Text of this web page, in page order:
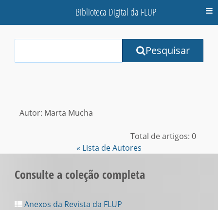
Biblioteca Digital da FLUP
Terms:
Pesquisar
Autor: Marta Mucha
Total de artigos: 0
« Lista de Autores
Consulte a coleção completa
Anexos da Revista da FLUP